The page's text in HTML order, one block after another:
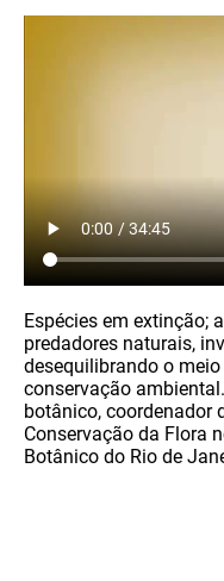
Espécies em extinção;
predadores naturais,
desequilibrando o
conservação ambiental.
botânico, coordenador
Conservação da Flora
Botânico do Rio de